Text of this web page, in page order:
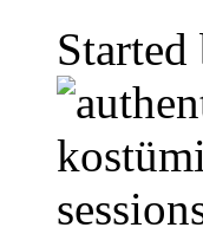
Started